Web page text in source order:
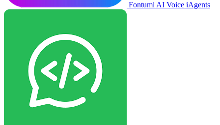
Fontumi AI Voice iAgents